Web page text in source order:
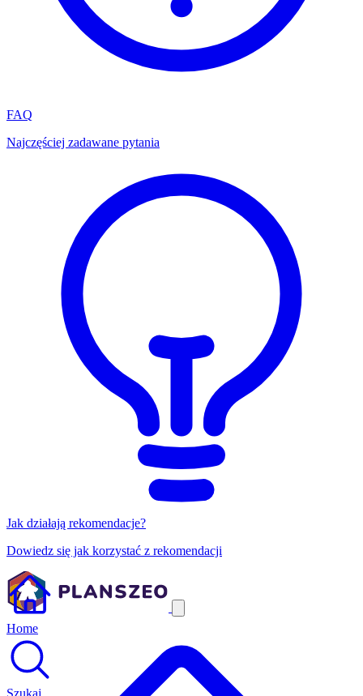
FAQ
Najczęściej zadawane pytania
Jak działają rekomendacje?
Dowiedz się jak korzystać z rekomendacji
Home
Szukaj